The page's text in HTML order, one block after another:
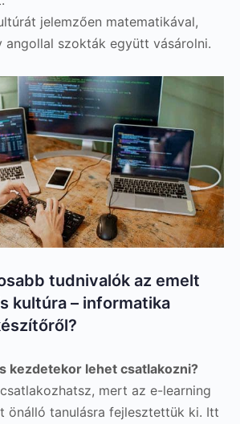
jelemzően matematikával,
angollal szokták együtt vásárolni.
tudnivalók az emelt
kultúra – informatika
kezdetekor lehet csatlakozni?
mert az e-learning
önálló tanulásra fejlesztettük ki. Itt